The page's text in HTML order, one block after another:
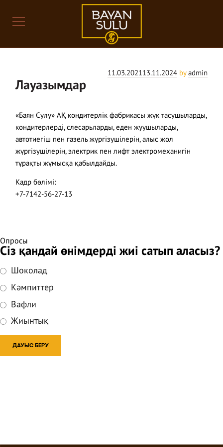
Posted
11.03.202113.11.2024by admin
Лауазымдар
«Баян Сулу» АҚ кондитерлік фабрикасы жүк тасушыларды,
кондитерлерді, слесарьларды, еден жуушыларды,
автотиегіш пен газель жүргізушілерін, алыс жол
жүргізушілерін, электрик пен лифт электромеханигін
тұрақты жұмысқа қабылдайды.
Кадр бөлімі:
+7-7142-56-27-13
Опросы
Сіз қандай өнімдерді жиі сатып аласыз?
Шоколад
Кәмпиттер
Вафли
Жиынтық